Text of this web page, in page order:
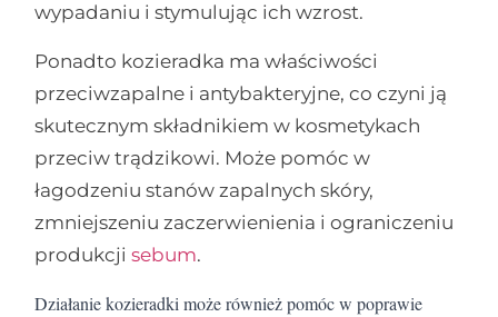
wypadaniu i stymulując ich wzrost.
Ponadto kozieradka ma właściwości
przeciwzapalne i antybakteryjne, co czyni ją
skutecznym składnikiem w kosmetykach
przeciw trądzikowi. Może pomóc w
łagodzeniu stanów zapalnych skóry,
zmniejszeniu zaczerwienienia i ograniczeniu
produkcjisebum.
Działanie kozieradki może również pomóc w poprawie